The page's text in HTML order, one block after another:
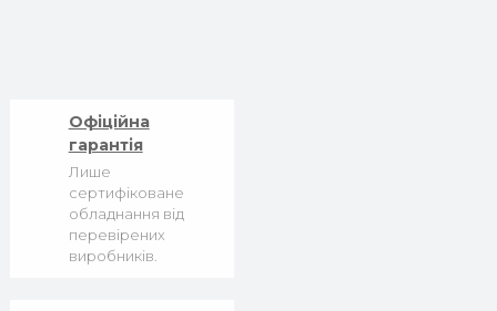
Офіційна
гарантія
Лише
сертифіковане
обладнання від
перевірених
виробників.